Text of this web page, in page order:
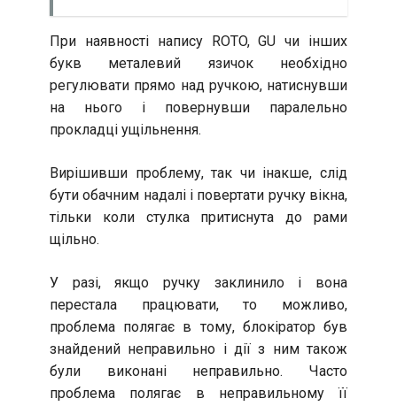
При наявності напису ROTO, GU чи інших
букв металевий язичок необхідно
регулювати прямо над ручкою, натиснувши
на нього і повернувши паралельно
прокладці ущільнення.
Вирішивши проблему, так чи інакше, слід
бути обачним надалі і повертати ручку вікна,
тільки коли стулка притиснута до рами
щільно.
У разі, якщо ручку заклинило і вона
перестала працювати, то можливо,
проблема полягає в тому, блокіратор був
знайдений неправильно і дії з ним також
були виконані неправильно. Часто
проблема полягає в неправильному її